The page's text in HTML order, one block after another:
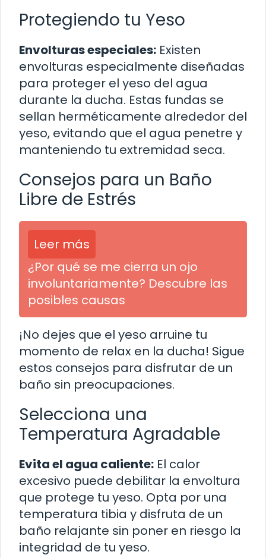
Protegiendo tu Yeso
Envolturas especiales: Existen
envolturas especialmente diseñadas
para proteger el yeso del agua
durante la ducha. Estas fundas se
sellan herméticamente alrededor del
yeso, evitando que el agua penetre y
manteniendo tu extremidad seca.
Consejos para un Baño
Libre de Estrés
Leer más
¿Por qué se me cierra un ojo
involuntariamente? Descubre las
posibles causas
¡No dejes que el yeso arruine tu
momento de relax en la ducha! Sigue
estos consejos para disfrutar de un
baño sin preocupaciones.
Selecciona una
Temperatura Agradable
Evita el agua caliente: El calor
excesivo puede debilitar la envoltura
que protege tu yeso. Opta por una
temperatura tibia y disfruta de un
baño relajante sin poner en riesgo la
integridad de tu yeso.